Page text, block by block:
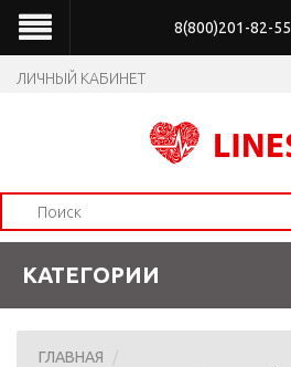
8(800)201-82-55
ЛИЧНЫЙ КАБИНЕТ
КАТЕГОРИИ
ГЛАВНАЯ